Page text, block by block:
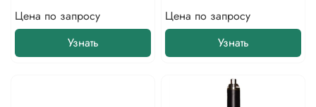
Цена по запросу
Узнать
Цена по запросу
Узнать